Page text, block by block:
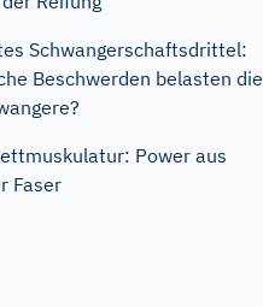
Schwangerschaftsdrittel:
Beschwerden belasten die
Power aus
Faser